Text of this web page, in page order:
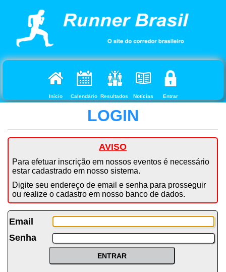
Início Calendário Resultados Notícias Entrar
LOGIN
AVISO
Para efetuar inscrição em nossos eventos é necessário
estar cadastrado em nosso sistema.
Digite seu endereço de email e senha para prosseguir
ou realize o cadastro em nosso banco de dados.
Email
Senha